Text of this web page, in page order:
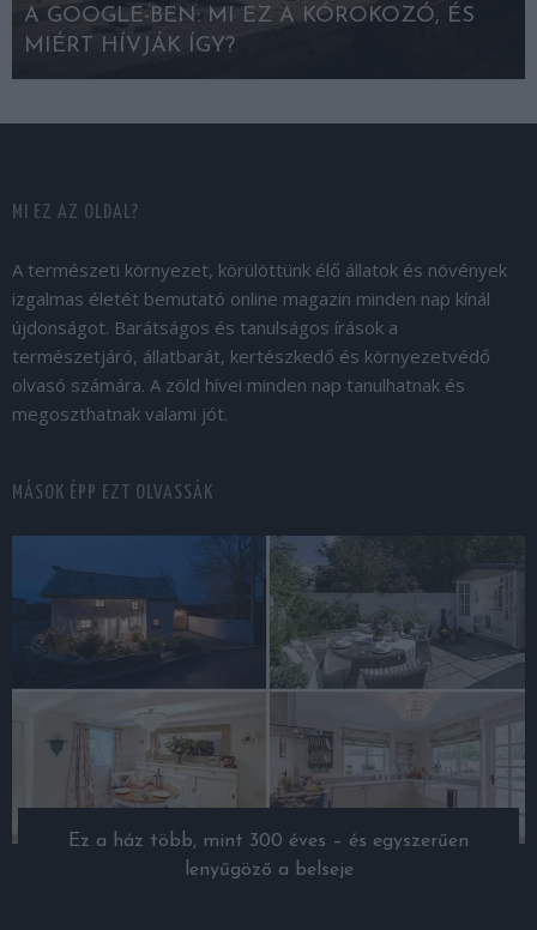
A GOOGLE-BEN: MI EZ A KÓROKOZÓ, ÉS
MIÉRT HÍVJÁK ÍGY?
MI EZ AZ OLDAL?
A természeti környezet, körülöttünk élő állatok és növények
izgalmas életét bemutató online magazin minden nap kínál
újdonságot. Barátságos és tanulságos írások a
természetjáró, állatbarát, kertészkedő és környezetvédő
olvasó számára. A zöld hívei minden nap tanulhatnak és
megoszthatnak valami jót.
MÁSOK ÉPP EZT OLVASSÁK
Ez a ház több, mint 300 éves – és egyszerűen
lenyűgöző a belseje